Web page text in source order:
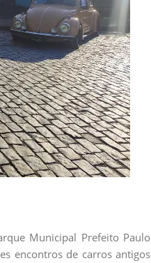
Municipal Prefeito Paulo
encontros de carros antigos